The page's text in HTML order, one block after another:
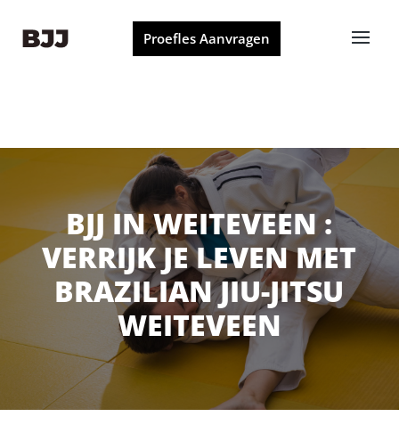
Proefles Aanvragen
BJJ IN WEITEVEEN :
VERRIJK JE LEVEN MET
BRAZILIAN JIU-JITSU
WEITEVEEN